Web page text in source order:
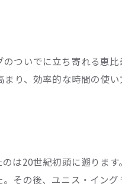
ついでに立ち寄れる恵比
り、効率的な時間の使い
は20世紀初頭に遡ります
その後、ユニス・イング